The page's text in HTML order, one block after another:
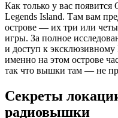
Как только у вас появится
Legends Island. Там вам
острове — их три или
игры. За полное
и доступ к
именно на этом острове
так что вышки там — не
Секреты
радиовышки